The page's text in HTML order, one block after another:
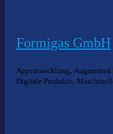
Formigas GmbH
Appentwicklung, Augmented
Digitale Produkte,